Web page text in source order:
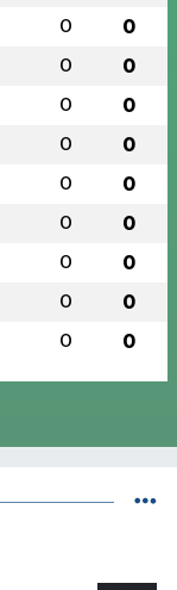
0 0
0 0
0 0
0 0
0 0
0 0
0 0
0 0
0 0